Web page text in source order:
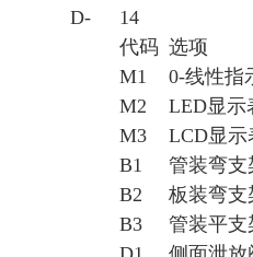
D-
14
代码 选项
M1
0-线性指
M2
LED显示
M3
LCD显示
B1
管装弯支
B2
板装弯支
B3
管装平支